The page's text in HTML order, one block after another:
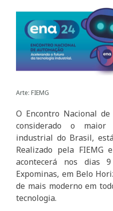
Arte: FIEMG
O Encontro Nacional de
considerado o maior
industrial do Brasil,
Realizado pela FIEMG
acontecerá nos dias
Expominas, em Belo
de mais moderno em
tecnologia.